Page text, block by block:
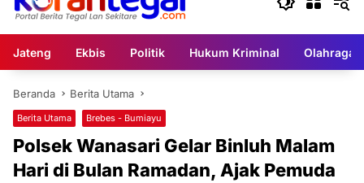
Jateng Ekbis Politik Hukum Kriminal Olahraga
Beranda Berita Utama
Berita Utama Brebes - Bumiayu
Polsek Wanasari Gelar Binluh Malam
Hari di Bulan Ramadan, Ajak Pemuda